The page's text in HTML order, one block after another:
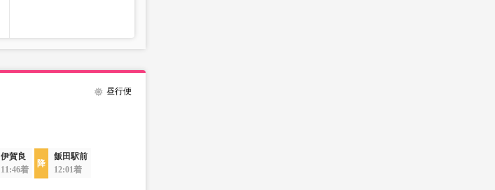
昼行便
伊賀良
11:46着
飯田駅前
12:01着